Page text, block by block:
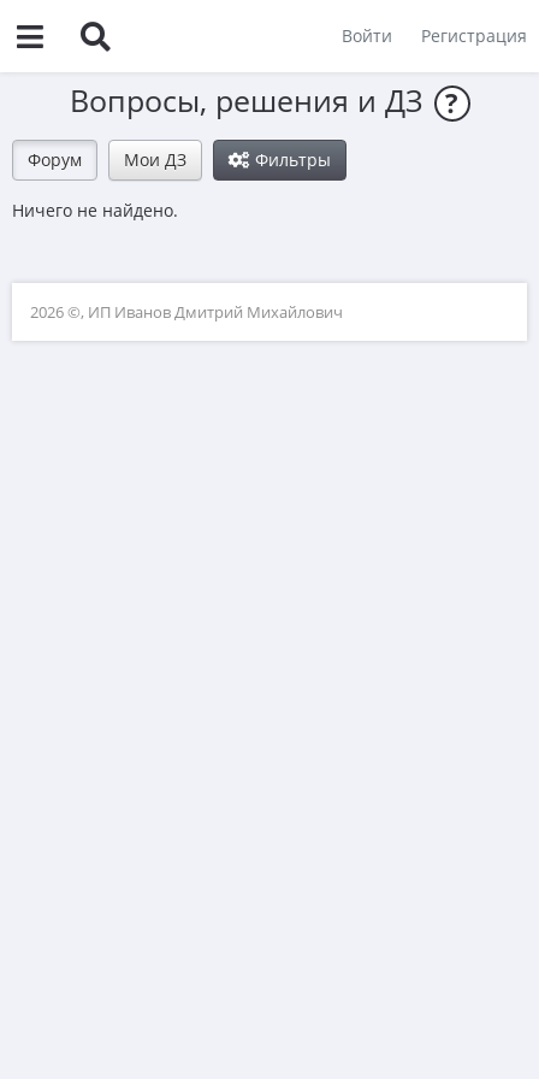
Войти Регистрация
Вопросы, решения и ДЗ ?
Форум Мои ДЗ Фильтры
Ничего не найдено.
2026 ©, ИП Иванов Дмитрий Михайлович